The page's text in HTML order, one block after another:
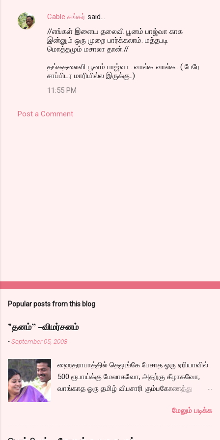
Cable சங்கர் said…
//எங்கள் இளைய தலைவி பூனம் பாஜ்வா காக
இன்னும் ஒரு முறை பார்க்கலாம். மத்தபடி
மொத்தமும் மசாலா தான்.//
தங்கதலைவி பூனம் பாஜ்வா.. வால்க..வால்க.. ( பேரே
சாப்பிடர மாரியில்ல இருக்கு..)
11:55 PM
Post a Comment
Popular posts from this blog
"தனம்” -விமர்சனம்
-September 05, 2008
ஹைதராபாத்தில் தெலுங்கே பேசாத ஓரு ஏரியாவில்
500 ரூபாய்க்கு மேலாகவோ, அதற்கு கீழாகவோ,
வாங்காத ஓரு தமிழ் விபசாரி கும்பகோணத்து
வாழ்கைபடுகிறாள். அவளுடய வாழ்கை எப்படி
அமைந்தது? என்ற ஓரு நல்ல லைனை , சங்கீதா
தன்னுடய இடுப்பை சுழற்றி, சுழற்றி நடப்பதை போல்
மேலும் படிக்க